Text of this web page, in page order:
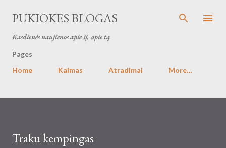
Skip to main content
PUKIOKES BLOGAS
Kasdienės naujienos apie šį, apie tą
Pages
Home
Kaimas Atradimai More…
Traku kempingas